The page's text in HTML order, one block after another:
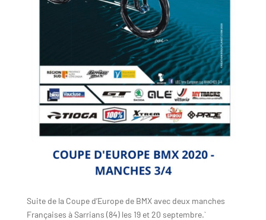
Suite de la Coupe d’Europe de BMX avec deux manches
Françaises à Sarrians (84) les 19 et 20 septembre.`